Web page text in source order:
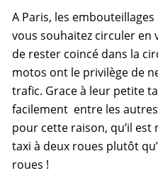
A Paris, les
vous souhaitez circuler en
de rester coincé dans la
motos ont le privilège de
trafic. Grace à leur petite
facilement entre les autres
pour cette raison, qu’il
taxi à deux roues plutôt
roues !